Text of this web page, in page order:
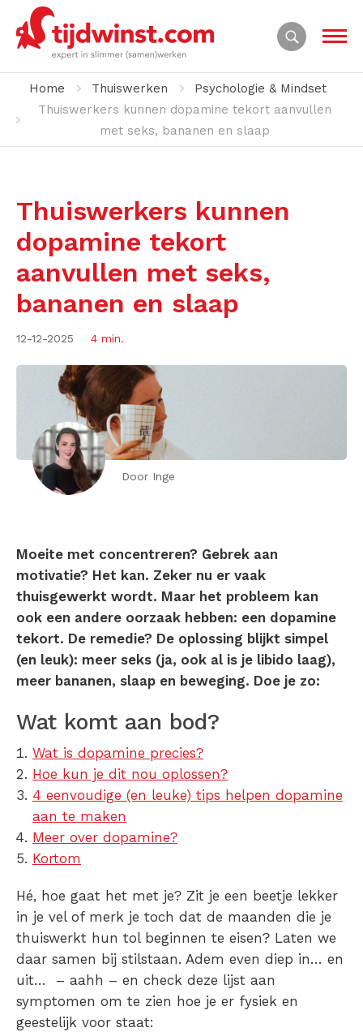
Home Thuiswerken
Psychologie & Mindset
Thuiswerkers kunnen dopamine tekort aanvullen
met seks, bananen en slaap
Thuiswerkers kunnen
dopamine tekort
aanvullen met seks,
bananen en slaap
12-12-2025 4 min.
Door Inge
Moeite met concentreren? Gebrek aan
motivatie? Het kan. Zeker nu er vaak
thuisgewerkt wordt. Maar het probleem kan
ook een andere oorzaak hebben: een dopamine
tekort. De remedie? De oplossing blijkt simpel
(en leuk): meer seks (ja, ook al is je libido laag),
meer bananen, slaap en beweging. Doe je zo:
Wat komt aan bod?
Wat is dopamine precies?
Hoe kun je dit nou oplossen?
4 eenvoudige (en leuke) tips helpen dopamine
aan te maken
Meer over dopamine?
Kortom
Hé, hoe gaat het met je? Zit je een beetje lekker
in je vel of merk je toch dat de maanden die je
thuiswerkt hun tol beginnen te eisen? Laten we
daar samen bij stilstaan. Adem even diep in… en
uit… – aahh – en check deze lijst aan
symptomen om te zien hoe je er fysiek en
geestelijk voor staat: